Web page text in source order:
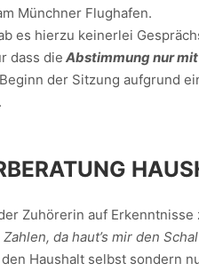
Münchner Flughafen.
es hierzu keinerlei
dass die Abstimmung nur
der Sitzung aufgrund
Zuhörerin auf
Zahlen, da haut’s mir den
Haushalt selbst sondern